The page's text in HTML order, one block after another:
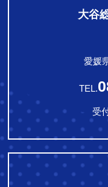
大谷
愛媛
TEL.
受